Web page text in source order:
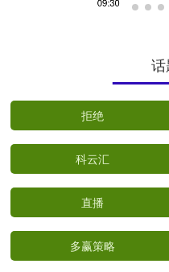
拒绝
科云汇
直播
多赢策略